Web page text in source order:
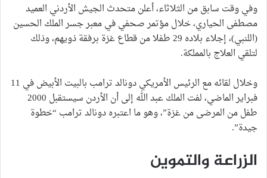
وفي وقت سابق من الثلاثاء، أعلن متحدث الجيش الأردني العميد
مصطفى الحياري، خلال مؤتمر صحفي في معبر جسر الملك الحسين
(اللنبي)، إجلاء بلاده 29 طفلا من قطاع غزة برفقة ذويهم، وذلك
لتلقي العلاج بالمملكة.
وخلال لقائه مع الرئيس الأمريكي دونالد ترامب بالبيت الأبيض في 11
فبراير الماضي، لفت الملك عبد الله إلى أن الأردن سيستقبل 2000
طفل من المرضى من غزة”، وهو ما اعتبره دونالد ترامب “خطوة
جيدة”.
الزراعة والتموين